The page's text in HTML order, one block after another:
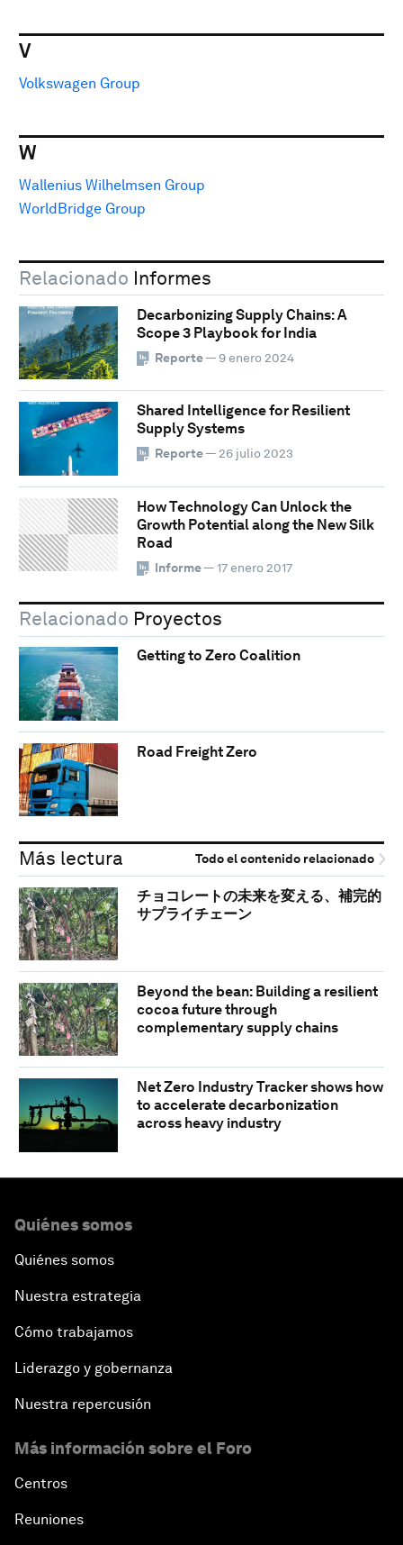
V
Volkswagen Group
W
Wallenius Wilhelmsen Group
WorldBridge Group
Relacionado Informes
Decarbonizing Supply Chains: A
Scope 3 Playbook for India
Reporte— 9 enero 2024
Shared Intelligence for Resilient
Supply Systems
Reporte— 26 julio 2023
How Technology Can Unlock the
Growth Potential along the New Silk
Road
Informe— 17 enero 2017
Relacionado Proyectos
Getting to Zero Coalition
Road Freight Zero
Más lectura Todo el contenido relacionado
チョコレートの未来を変える、補完的
サプライチェーン
Beyond the bean: Building a resilient
cocoa future through
complementary supply chains
Net Zero Industry Tracker shows how
to accelerate decarbonization
across heavy industry
Quiénes somos
Quiénes somos
Nuestra estrategia
Cómo trabajamos
Liderazgo y gobernanza
Nuestra repercusión
Más información sobre el Foro
Centros
Reuniones